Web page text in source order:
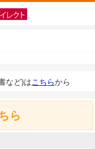
など)はこちらから
ら